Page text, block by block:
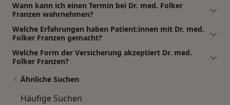
Wann kann ich einen Termin bei Dr. med. Folker
Franzen wahrnehmen?
Welche Erfahrungen haben Patient:innen mit Dr. med.
Folker Franzen gemacht?
Welche Form der Versicherung akzeptiert Dr. med.
Folker Franzen?
Ähnliche Suchen
Häufige Suchen